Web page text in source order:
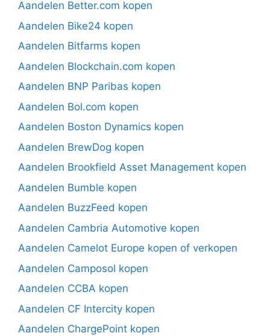
Aandelen Better.com kopen
Aandelen Bike24 kopen
Aandelen Bitfarms kopen
Aandelen Blockchain.com kopen
Aandelen BNP Paribas kopen
Aandelen Bol.com kopen
Aandelen Boston Dynamics kopen
Aandelen BrewDog kopen
Aandelen Brookfield Asset Management kopen
Aandelen Bumble kopen
Aandelen BuzzFeed kopen
Aandelen Cambria Automotive kopen
Aandelen Camelot Europe kopen of verkopen
Aandelen Camposol kopen
Aandelen CCBA kopen
Aandelen CF Intercity kopen
Aandelen ChargePoint kopen